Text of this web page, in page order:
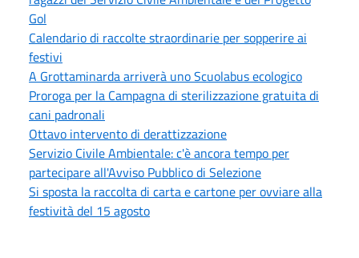
Gol
Calendario di raccolte straordinarie per sopperire ai
festivi
A Grottaminarda arriverà uno Scuolabus ecologico
Proroga per la Campagna di sterilizzazione gratuita di
cani padronali
Ottavo intervento di derattizzazione
Servizio Civile Ambientale: c'è ancora tempo per
partecipare all'Avviso Pubblico di Selezione
Si sposta la raccolta di carta e cartone per ovviare alla
festività del 15 agosto